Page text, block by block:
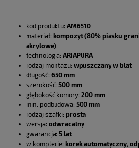
kod produktu: AM6510
materiał: kompozyt (80% piasku
akrylowe)
technologia: ARIAPURA
rodzaj montażu: wpuszczany w blat
długość: 650 mm
szerokość: 500 mm
głębokość komory: 200 mm
min. podbudowa: 500 mm
rodzaj szafki: prosta
wersja: odwracalny
gwarancja: 5 lat
w komplecie: korek automatyczny,